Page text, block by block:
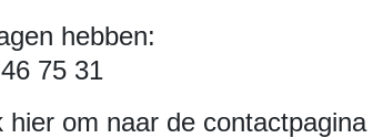
hebben:
75 31
hier om naar de